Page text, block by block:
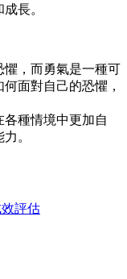
長。
懼，而勇氣是一種可
面對自己的恐懼，
種情境中更加自
。
評估